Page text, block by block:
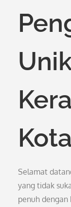
Kota
Selamat
yang tidak
penuh